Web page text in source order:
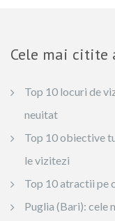
Cele mai citite
Top 10 locuri de
neuitat
Top 10 obiective
le vizitezi
Top 10 atractii pe
Puglia (Bari): cele